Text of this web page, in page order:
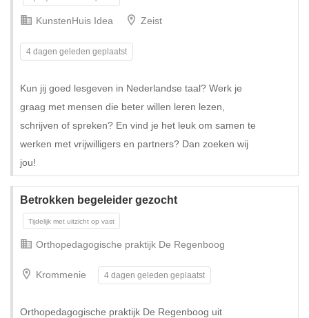
Tijdelijk met uitzicht op vast
KunstenHuis Idea Zeist
4 dagen geleden geplaatst
Kun jij goed lesgeven in Nederlandse taal? Werk je
graag met mensen die beter willen leren lezen,
schrijven of spreken? En vind je het leuk om samen te
werken met vrijwilligers en partners? Dan zoeken wij
jou!
Betrokken begeleider gezocht
Orthopedagogische praktijk De Regenboog
Krommenie 4 dagen geleden geplaatst
Orthopedagogische praktijk De Regenboog uit